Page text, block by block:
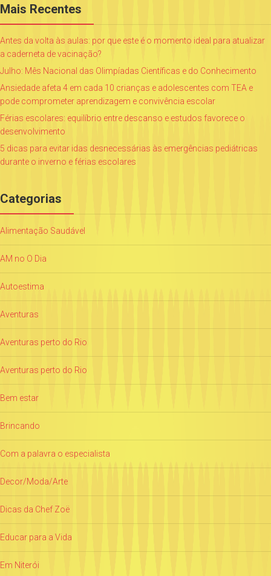
Mais Recentes
Antes da volta às aulas: por que este é o momento ideal para atualizar
a caderneta de vacinação?
Julho: Mês Nacional das Olimpíadas Científicas e do Conhecimento
Ansiedade afeta 4 em cada 10 crianças e adolescentes com TEA e
pode comprometer aprendizagem e convivência escolar
Férias escolares: equilíbrio entre descanso e estudos favorece o
desenvolvimento
5 dicas para evitar idas desnecessárias às emergências pediátricas
durante o inverno e férias escolares
Categorias
Alimentação Saudável
AM no O Dia
Autoestima
Aventuras
Aventuras perto do Rio
Aventuras perto do Rio
Bem estar
Brincando
Com a palavra o especialista
Decor/Moda/Arte
Dicas da Chef Zoë
Educar para a Vida
Em Niterói